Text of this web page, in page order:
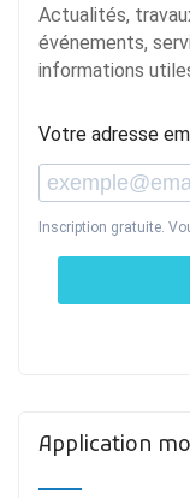
Actualités,
événements,
informations
Votre adresse
Inscription gratuite.
Application